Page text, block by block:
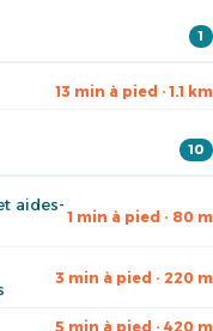
1
13 min à pied · 1.1 km
10
aides-
1 min à pied · 80 m
3 min à pied · 220 m
5 min à pied · 420 m